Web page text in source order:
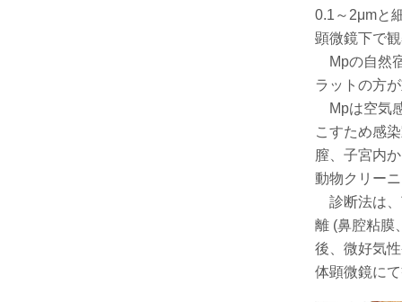
0.1～2μmと
顕微鏡下で
Mpの自然
ラットの方
Mpは空気
こすため感
膣、子宮内
動物クリー
診断法は、
離 (鼻腔粘膜
後、微好気
体顕微鏡に